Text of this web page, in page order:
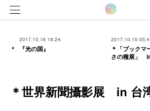
2017.10.16 16:24
『光の国』
2017.10.15
＊「ブックマ
さの種展」
＊世界新聞攝影展 in 台